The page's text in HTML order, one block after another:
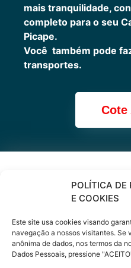
POLÍTICA DE
E COOKIES
Este site usa cookies visando
navegação a nossos visitantes. Se
anônima de dados, nos termos da
Dados Pessoais, pressione
mais tranquilidade,
completo para o seu
Picape.
Você também pode
transportes.
Cote
Cote